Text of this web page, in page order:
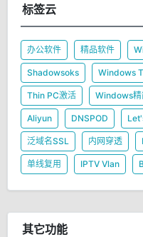
标签云
办公软件 精品软件
Shadowsoks Windows
Thin PC激活 Windows精
Aliyun DNSPOD
泛域名SSL 内网穿透
单线复用 IPTV Vlan
其它功能